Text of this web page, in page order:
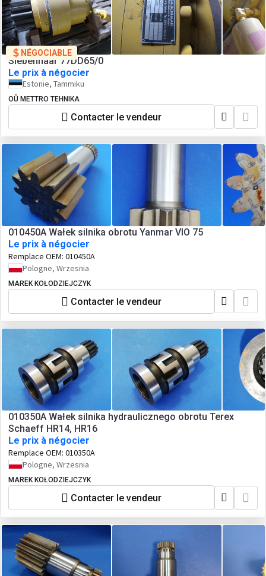
NÉGOCIABLE
Siebenhaar 77DD65/0
Le prix à négocier
Estonie, Tammiku
OÛ METTRO TEHNIKA
Contacter le vendeur
010450A Wałek silnika obrotu Yanmar VIO 75
Le prix à négocier
Remplace OEM: 010450A
Pologne, Wrzesnia
MAREK KOŁODZIEJCZYK
Contacter le vendeur
010350A Wałek silnika hydraulicznego obrotu Terex
Schaeff HR14, HR16
Le prix à négocier
Remplace OEM: 010350A
Pologne, Wrzesnia
MAREK KOŁODZIEJCZYK
Contacter le vendeur